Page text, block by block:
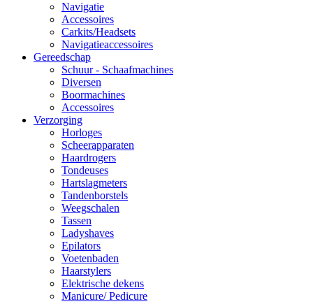
Navigatie
Accessoires
Carkits/Headsets
Navigatieaccessoires
Gereedschap
Schuur - Schaafmachines
Diversen
Boormachines
Accessoires
Verzorging
Horloges
Scheerapparaten
Haardrogers
Tondeuses
Hartslagmeters
Tandenborstels
Weegschalen
Tassen
Ladyshaves
Epilators
Voetenbaden
Haarstylers
Elektrische dekens
Manicure/ Pedicure